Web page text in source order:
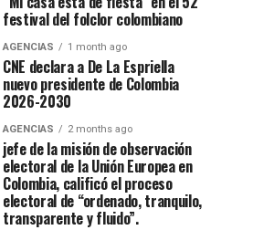
festival del folclor colombiano
AGENCIAS 1 month ago
CNE declara a De La Espriella
nuevo presidente de Colombia
2026-2030
AGENCIAS 2 months ago
jefe de la misión de observación
electoral de la Unión Europea en
Colombia, calificó el proceso
electoral de “ordenado, tranquilo,
transparente y fluido”.